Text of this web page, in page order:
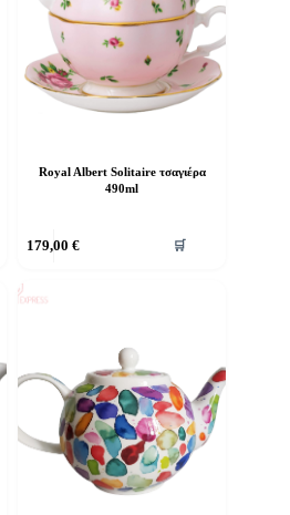
Royal Albert Solitaire τσαγιέρα
490ml
179,00€ 🛒